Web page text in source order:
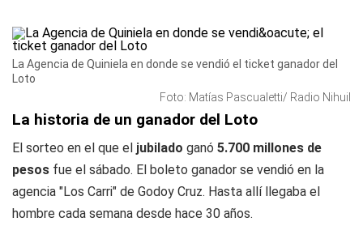
La Agencia de Quiniela en donde se vendió el ticket ganador del
Loto
Foto: Matías Pascualetti/ Radio Nihuil
La historia de un ganador del Loto
El sorteo en el que el jubilado ganó 5.700 millones de
pesos fue el sábado. El boleto ganador se vendió en la
agencia "Los Carri" de Godoy Cruz. Hasta allí llegaba el
hombre cada semana desde hace 30 años.